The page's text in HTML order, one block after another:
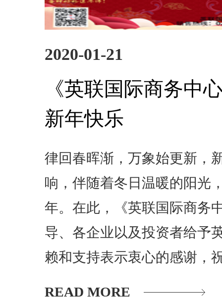
2020-01-21
《英联国际商务中
新年快乐
律回春晖渐，万象始更新，
响，伴随着冬日温暖的阳光
年。在此，《英联国际商务
导、各企业以及投资者给予
赖和支持表示衷心的感谢，
READ MORE